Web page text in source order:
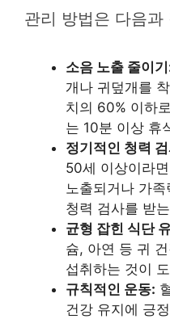
관리 방법은 다음과
소음 노출 줄이
개나 귀덮개를
치의 60% 이하
는 10분 이상 휴
정기적인 청력
50세 이상이라
노출되거나 가
청력 검사를 받
균형 잡힌 식단
슘, 아연 등 귀
섭취하는 것이
규칙적인 운동:
건강 유지에 긍